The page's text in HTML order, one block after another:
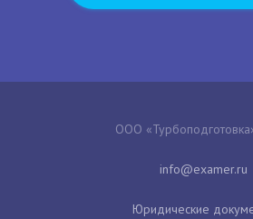
ООО
Юридические